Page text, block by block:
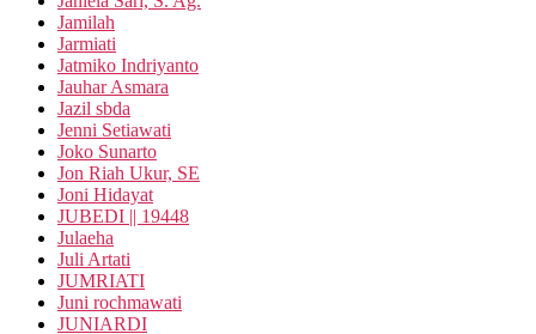
Jamilah
Jarmiati
Jatmiko Indriyanto
Jauhar Asmara
Jazil sbda
Jenni Setiawati
Joko Sunarto
Jon Riah Ukur, SE
Joni Hidayat
JUBEDI || 19448
Julaeha
Juli Artati
JUMRIATI
Juni rochmawati
JUNIARDI